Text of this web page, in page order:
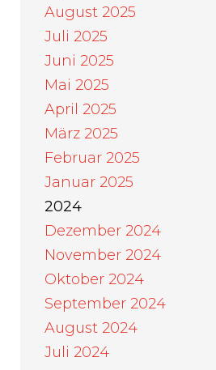
August 2025
Juli 2025
Juni 2025
Mai 2025
April 2025
März 2025
Februar 2025
Januar 2025
2024
Dezember 2024
November 2024
Oktober 2024
September 2024
August 2024
Juli 2024